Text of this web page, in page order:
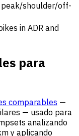
shoulder/off-
in ADR and
para
comparables —
— usado para
analizando
y aplicando